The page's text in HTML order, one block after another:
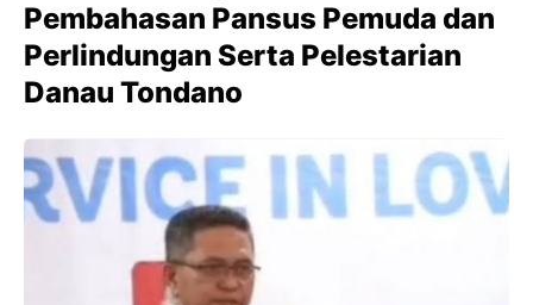
Pembahasan Pansus Pemuda dan
Perlindungan Serta Pelestarian
Danau Tondano